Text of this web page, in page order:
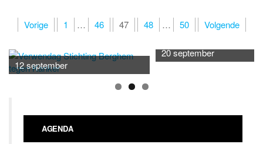
Berichten
paginering
Vorige 1 … 46 47 48 … 50 Volgende
12 september
20 september
AGENDA